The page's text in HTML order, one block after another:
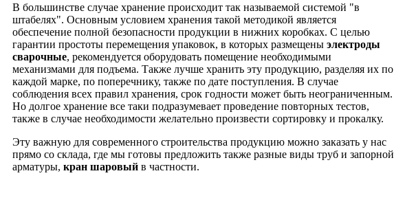
В большинстве случае хранение происходит так называемой системой "в
штабелях". Основным условием хранения такой методикой является
обеспечение полной безопасности продукции в нижних коробках. С целью
гарантии простоты перемещения упаковок, в которых размещены электроды
сварочные, рекомендуется оборудовать помещение необходимыми
механизмами для подъема. Также лучше хранить эту продукцию, разделяя их по
каждой марке, по поперечнику, также по дате поступления. В случае
соблюдения всех правил хранения, срок годности может быть неограниченным.
Но долгое хранение все таки подразумевает проведение повторных тестов,
также в случае необходимости желательно произвести сортировку и прокалку.
Эту важную для современного строительства продукцию можно заказать у нас
прямо со склада, где мы готовы предложить также разные виды труб и запорной
арматуры, кран шаровый в частности.